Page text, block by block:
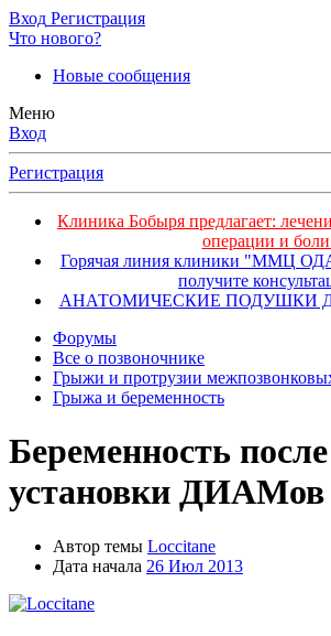
Вход Регистрация
Что нового?
Новые сообщения
Меню
Вход
Регистрация
Клиника Бобыря предлагает:
операции и
Горячая линия клиники "ММЦ
получите
АНАТОМИЧЕСКИЕ ПОДУШКИ
Форумы
Все о позвоночнике
Грыжи и протрузии
Грыжа и беременность
Беременность после
установки ДИАМов
Автор темы Loccitane
Дата начала 26 Июл 2013